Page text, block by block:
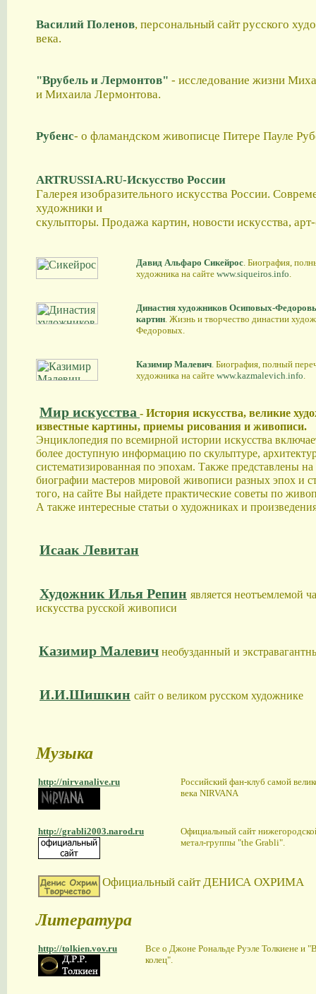
Василий Поленов, персональный сайт русского
века.
"Врубель и Лермонтов" - исследование жизни
и Михаила Лермонтова.
Рубенс- о фламандском живописце Питере Пауле
ARTRUSSIA.RU-Искусство России
Галерея изобразительного искусства России.
художники и
скульпторы. Продажа картин, новости искусства,
Давид Альфаро Сикейрос . Биография,
художника на сайте www.siqueiros.info
Династия художников Осиповых-
картин . Жизнь и творчество династии
Федоровых.
Казимир Малевич . Биография, полный
художника на сайте www.kazmalevich.info
Мир искусства - История искусства, великие
известные картины, приемы рисования и живописи.
Энциклопедия по всемирной истории искусства
более доступную информацию по скульптуре,
систематизированная по эпохам. Также представлены на
биографии мастеров мировой живописи разных эпох и
того, на сайте Вы найдете практические советы по
А также интересные статьи о художниках и
Исаак Левитан
Художник Илья Репин является неотъемлемой
искусства русской живописи
Казимир Малевич необузданный и
И.И.Шишкин сайт о великом русском художнике
Музыка
http://nirvanalive.ru
Российский фан-клуб самой
века NIRVANA
http://grabli2003.narod.ru
Официальный сайт
метал-группы "the Grabli".
Официальный сайт ДЕНИСА ОХРИМА
Литература
http://tolkien.vov.ru
Все о Джоне Рональде Руэле Толкиене и
колец".